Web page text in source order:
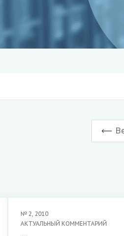
№ 2, 2010
АКТУАЛЬНЫЙ КОММЕНТАРИЙ